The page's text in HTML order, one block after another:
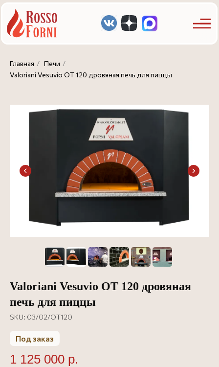
Главная / Печи /
Valoriani Vesuvio OT 120 дровяная печь для пиццы
Valoriani Vesuvio OT 120 дровяная
печь для пиццы
SKU: 03/02/OT120
Под заказ
1 125 000 р.